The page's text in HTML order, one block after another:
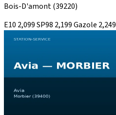
Bois-D'amont(39220)
E10 2,099SP98 2,199Gazole 2,249